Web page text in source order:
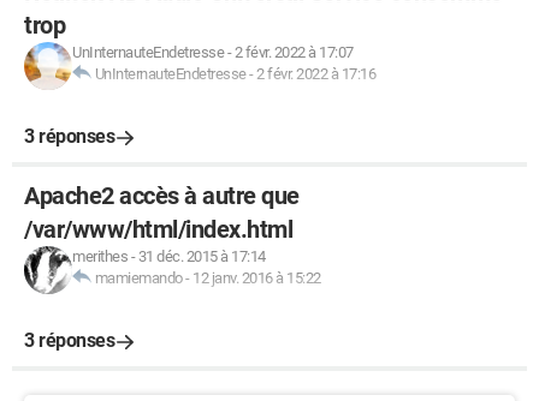
trop
UnInternauteEndetresse-2 févr. 2022 à 17:07
UnInternauteEndetresse-2 févr. 2022 à 17:16
3 réponses
Apache2 accès à autre que
/var/www/html/index.html
merithes - 31 déc. 2015 à 17:14
mamiemando- 12 janv. 2016 à 15:22
3 réponses